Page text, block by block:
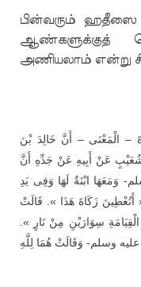
பின்வரும்
ஆண்களுக்குத்
அணியலாம் என்று
– الْمَعْنَى – أَنَّ خَالِدَ بْنَ
عَنْ أَبِيهِ عَنْ جَدِّهِ أَنَّ
وَمَعَهَا ابْنَةٌ لَهَا وَفِى يَدِ
أَتُعْطِينَ زَكَاةَ هَذَا ». قَالَتْ
سِوَارَيْنِ مِنْ نَارٍ ».
عليه وسلم- وَقَالَتْ هُمَا لِلَّهِ